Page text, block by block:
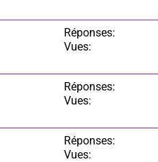
Réponses:
Vues:
Réponses:
Vues:
Réponses:
Vues: